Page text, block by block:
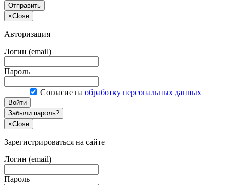
Отправить
×Close
Авторизация
Логин (email)
Пароль
Согласие на обработку персональных данных
Войти
Забыли пароль?
×Close
Зарегистрироваться на сайте
Логин (email)
Пароль